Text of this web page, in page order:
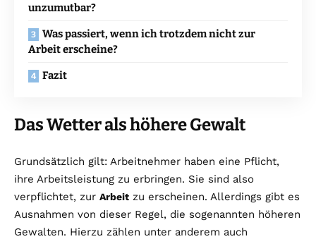
unzumutbar?
Was passiert, wenn ich trotzdem nicht zur
Arbeit erscheine?
Fazit
Das Wetter als höhere Gewalt
Grundsätzlich gilt: Arbeitnehmer haben eine Pflicht,
ihre Arbeitsleistung zu erbringen. Sie sind also
verpflichtet, zur Arbeit zu erscheinen. Allerdings gibt es
Ausnahmen von dieser Regel, die sogenannten höheren
Gewalten. Hierzu zählen unter anderem auch